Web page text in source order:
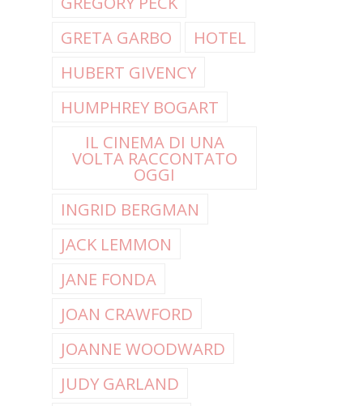
GRETA GARBO
HOTEL
HUBERT GIVENCY
HUMPHREY BOGART
IL CINEMA DI UNA
VOLTA RACCONTATO
OGGI
INGRID BERGMAN
JACK LEMMON
JANE FONDA
JOAN CRAWFORD
JOANNE WOODWARD
JUDY GARLAND